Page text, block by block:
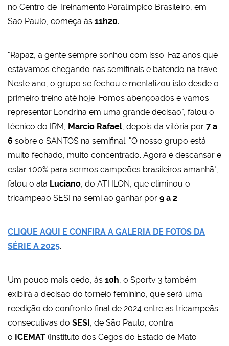
no Centro de Treinamento Paralímpico Brasileiro, em
São Paulo, começa às 11h20.
"Rapaz, a gente sempre sonhou com isso. Faz anos que
estávamos chegando nas semifinais e batendo na trave.
Neste ano, o grupo se fechou e mentalizou isto desde o
primeiro treino até hoje. Fomos abençoados e vamos
representar Londrina em uma grande decisão", falou o
técnico do IRM, Marcio Rafael, depois da vitória por 7 a
6 sobre o SANTOS na semifinal. "O nosso grupo está
muito fechado, muito concentrado. Agora é descansar e
estar 100% para sermos campeões brasileiros amanhã",
falou o ala Luciano, do ATHLON, que eliminou o
tricampeão SESI na semi ao ganhar por 9 a 2.
CLIQUE AQUI E CONFIRA A GALERIA DE FOTOS DA
SÉRIE A 2025.
Um pouco mais cedo, às 10h, o Sportv 3 também
exibirá a decisão do torneio feminino, que será uma
reedição do confronto final de 2024 entre as tricampeãs
consecutivas do SESI , de São Paulo, contra
o ICEMAT (Instituto dos Cegos do Estado de Mato